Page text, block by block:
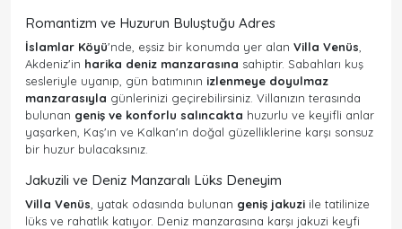
Romantizm ve Huzurun Buluştuğu Adres
İslamlar Köyü'nde, eşsiz bir konumda yer alan Villa Venüs
Akdeniz'in harika deniz manzarasına sahiptir. Sabahları kuş
sesleriyle uyanıp, gün batımının izlenmeye doyulmaz
manzarasıyla günlerinizi geçirebilirsiniz. Villanızın terasında
bulunan geniş ve konforlu salıncakta huzurlu ve keyifli anlar
yaşarken, Kaş'ın ve Kalkan'ın doğal güzelliklerine karşı sonsuz
bir huzur bulacaksınız.
Jakuzili ve Deniz Manzaralı Lüks Deneyim
Villa Venüs , yatak odasında bulunan geniş jakuzi ile tatilinize
lüks ve rahatlık katıyor. Deniz manzarasına karşı jakuzi keyfi